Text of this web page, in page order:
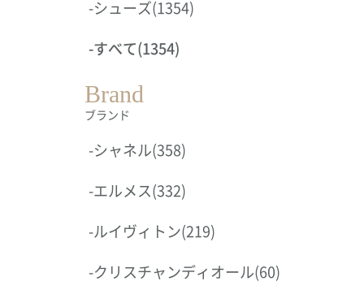
-シューズ(1354)
-すべて(1354)
Brand
ブランド
-シャネル(358)
-エルメス(332)
-ルイヴィトン(219)
-クリスチャンディオール(60)